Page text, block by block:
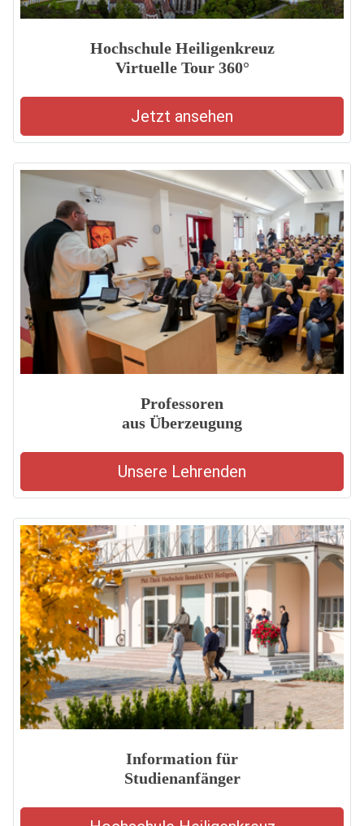
Hochschule Heiligenkreuz
Virtuelle Tour 360°
Jetzt ansehen
Professoren
aus Überzeugung
Unsere Lehrenden
Information für
Studienanfänger